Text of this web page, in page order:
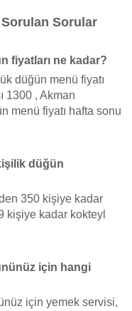
Sorular
fiyatları ne kadar?
düğün menü fiyatı
1300 , Akman
menü fiyatı hafta sonu
düğün
350 kişiye kadar
kişiye kadar kokteyl
için hangi
için yemek servisi,